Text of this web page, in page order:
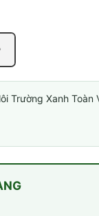
Trường Xanh Toàn